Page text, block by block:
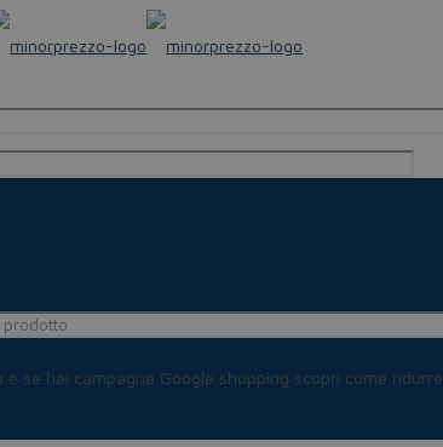
se hai campagne Google shopping scopri come ridurre